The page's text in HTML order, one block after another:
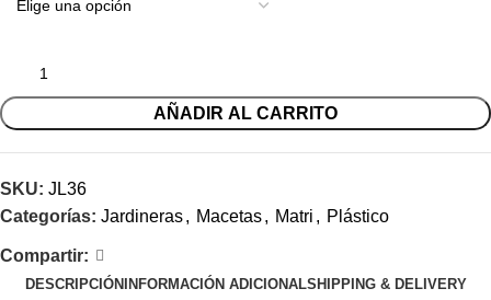
AÑADIR AL CARRITO
SKU: JL36
Categorías: Jardineras, Macetas, Matri , Plástico
Compartir:
DESCRIPCIÓN INFORMACIÓN ADICIONALSHIPPING & DELIVERY